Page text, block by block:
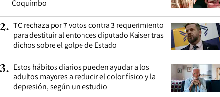
Coquimbo
2. TC rechaza por 7 votos contra 3 requerimiento
para destituir al entonces diputado Kaiser tras
dichos sobre el golpe de Estado
3. Estos hábitos diarios pueden ayudar a los
adultos mayores a reducir el dolor físico y la
depresión, según un estudio